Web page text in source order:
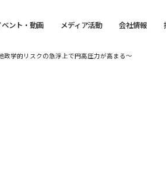
ベント・動画 メディア活動 会社情報
学的リスクの急浮上で円高圧力が高まる～